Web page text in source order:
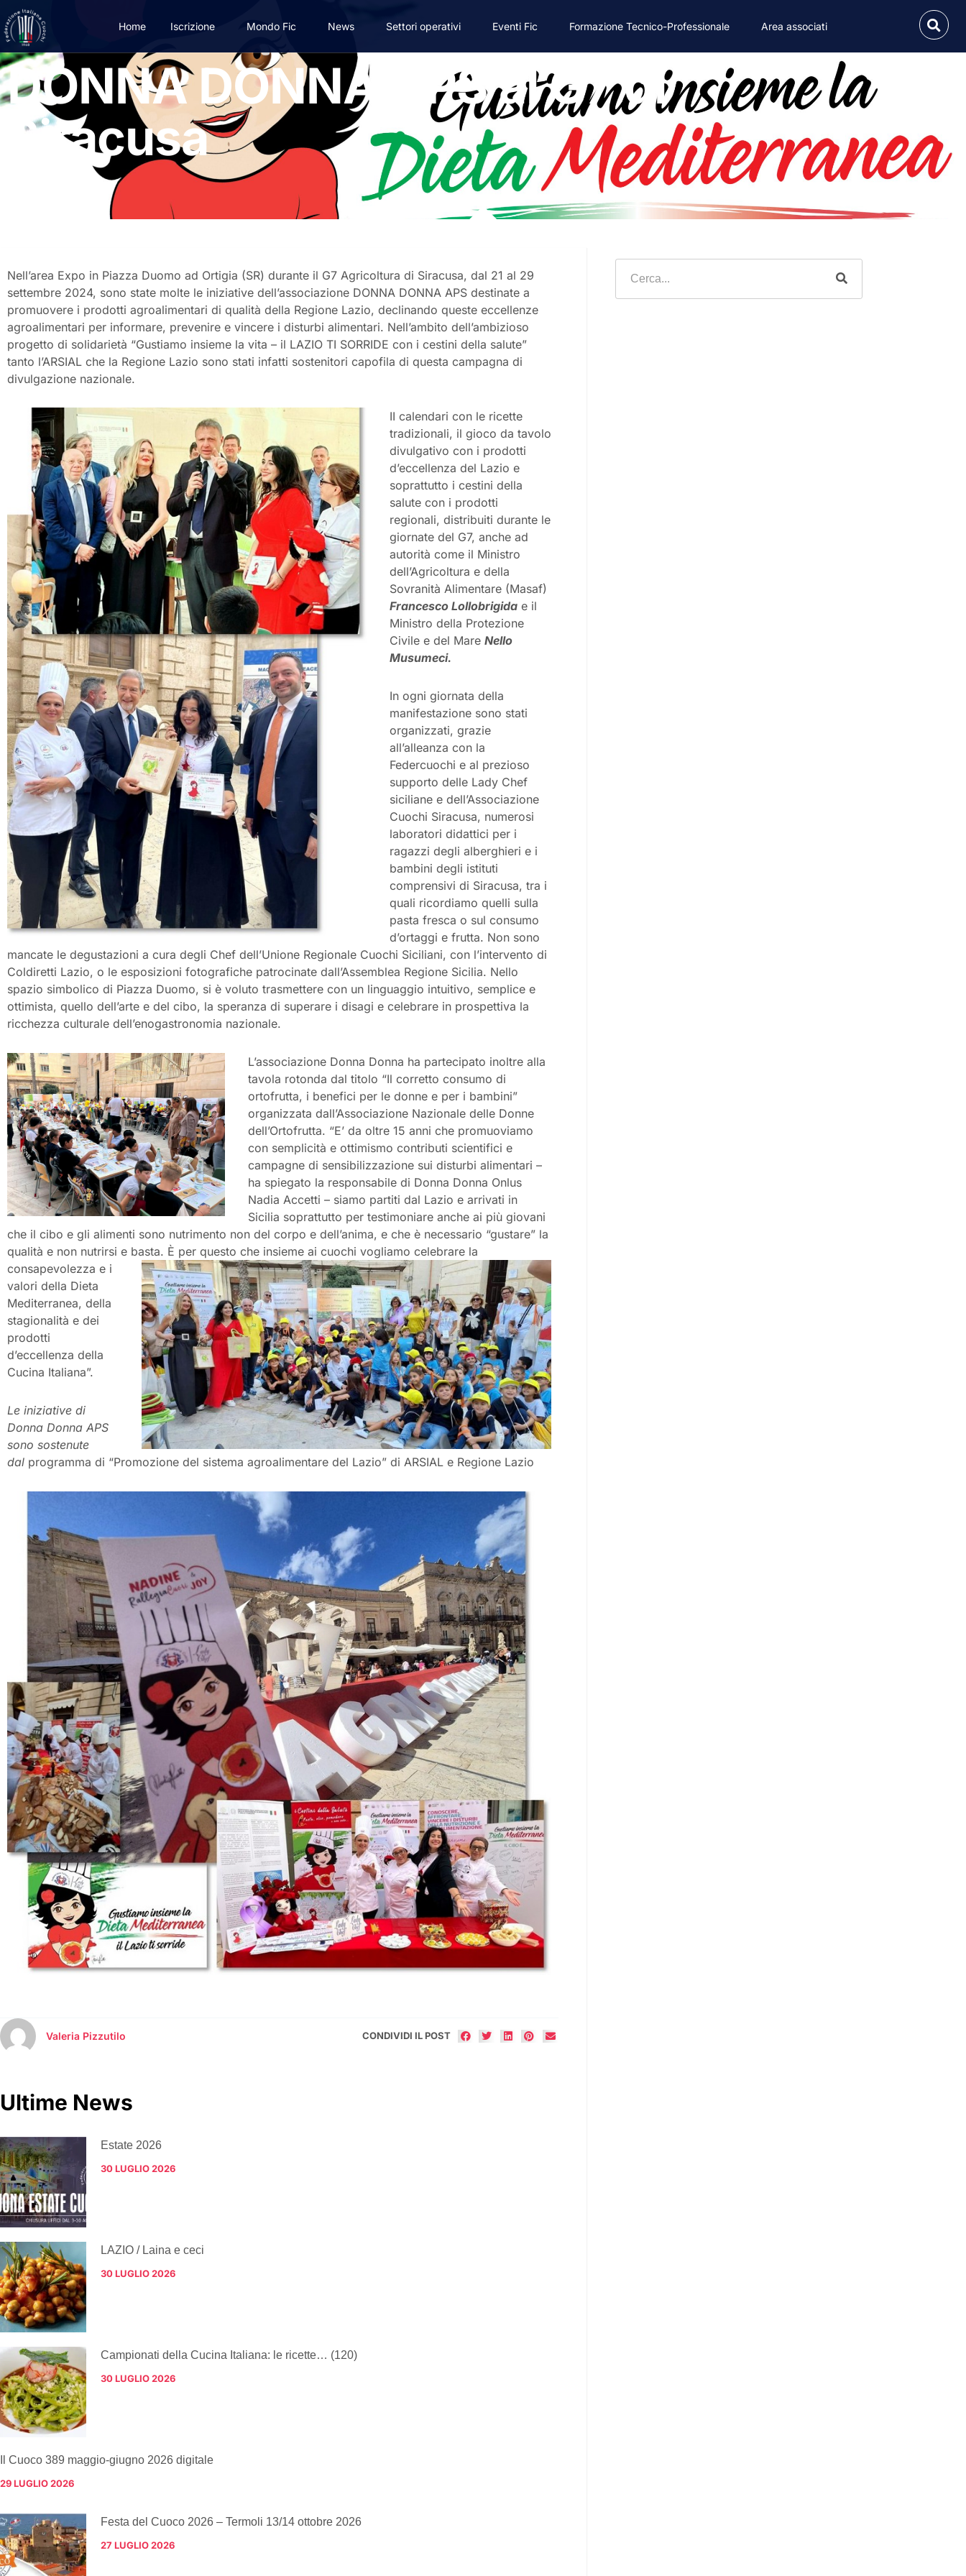
Home Iscrizione Mondo Fic News Settori operativi Eventi Fic Formazione Tecnico-Professionale Area associati
DONNA DONNA APS al G7 di
Siracusa
Nell’area Expo in Piazza Duomo ad Ortigia (SR) durante il G7 Agricoltura di Siracusa, dal 21 al 29
settembre 2024, sono state molte le iniziative dell’associazione DONNA DONNA APS destinate a
promuovere i prodotti agroalimentari di qualità della Regione Lazio, declinando queste eccellenze
agroalimentari per informare, prevenire e vincere i disturbi alimentari. Nell’ambito dell’ambizioso
progetto di solidarietà “Gustiamo insieme la vita – il LAZIO TI SORRIDE con i cestini della salute”
tanto l’ARSIAL che la Regione Lazio sono stati infatti sostenitori capofila di questa campagna di
divulgazione nazionale.
II calendari con le ricette
tradizionali, il gioco da tavolo
divulgativo con i prodotti
d’eccellenza del Lazio e
soprattutto i cestini della
salute con i prodotti
regionali, distribuiti durante le
giornate del G7, anche ad
autorità come il Ministro
dell’Agricoltura e della
Sovranità Alimentare (Masaf)
Francesco Lollobrigida e il
Ministro della Protezione
Civile e del Mare Nello
Musumeci.
In ogni giornata della
manifestazione sono stati
organizzati, grazie
all’alleanza con la
Federcuochi e al prezioso
supporto delle Lady Chef
siciliane e dell’Associazione
Cuochi Siracusa, numerosi
laboratori didattici per i
ragazzi degli alberghieri e i
bambini degli istituti
comprensivi di Siracusa, tra i
quali ricordiamo quelli sulla
pasta fresca o sul consumo
d’ortaggi e frutta. Non sono
mancate le degustazioni a cura degli Chef dell’Unione Regionale Cuochi Siciliani, con l’intervento di
Coldiretti Lazio, o le esposizioni fotografiche patrocinate dall’Assemblea Regione Sicilia. Nello
spazio simbolico di Piazza Duomo, si è voluto trasmettere con un linguaggio intuitivo, semplice e
ottimista, quello dell’arte e del cibo, la speranza di superare i disagi e celebrare in prospettiva la
ricchezza culturale dell’enogastronomia nazionale.
L’associazione Donna Donna ha partecipato inoltre alla
tavola rotonda dal titolo “Il corretto consumo di
ortofrutta, i benefici per le donne e per i bambini”
organizzata dall’Associazione Nazionale delle Donne
dell’Ortofrutta. “E’ da oltre 15 anni che promuoviamo
con semplicità e ottimismo contributi scientifici e
campagne di sensibilizzazione sui disturbi alimentari –
ha spiegato la responsabile di Donna Donna Onlus
Nadia Accetti – siamo partiti dal Lazio e arrivati in
Sicilia soprattutto per testimoniare anche ai più giovani
che il cibo e gli alimenti sono nutrimento non del corpo e dell’anima, e che è necessario “gustare” la
qualità e non nutrirsi e basta. È per questo che insieme ai cuochi vogliamo celebrare la
consapevolezza e i
valori della Dieta
Mediterranea, della
stagionalità e dei
prodotti
d’eccellenza della
Cucina Italiana”.
Le iniziative di
Donna Donna APS
sono sostenute
dal programma di “Promozione del sistema agroalimentare del Lazio” di ARSIAL e Regione Lazio
Valeria Pizzutilo CONDIVIDI IL POST
Ultime News
Estate 2026
30 LUGLIO 2026
LAZIO / Laina e ceci
30 LUGLIO 2026
Campionati della Cucina Italiana: le ricette… (120)
30 LUGLIO 2026
Il Cuoco 389 maggio-giugno 2026 digitale
29 LUGLIO 2026
Festa del Cuoco 2026 – Termoli 13/14 ottobre 2026
27 LUGLIO 2026